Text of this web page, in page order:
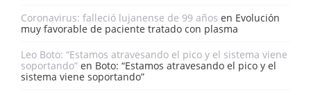
Coronavirus: falleció lujanense de 99 años en Evolución
muy favorable de paciente tratado con plasma
Leo Boto: “Estamos atravesando el pico y el sistema viene
soportando” en Boto: “Estamos atravesando el pico y el
sistema viene soportando”